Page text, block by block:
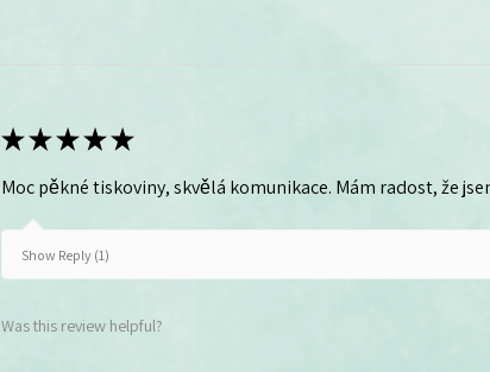
★★★★★
Moc pěkné tiskoviny, skvělá komunikace. Mám radost, že
Show Reply (1)
Was this review helpful?